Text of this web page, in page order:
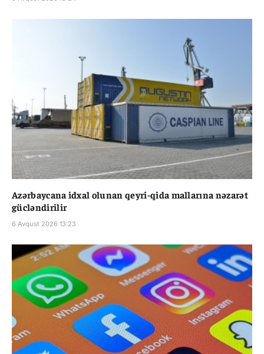
Azərbaycana idxal olunan qeyri-qida mallarına nəzarət
gücləndirilir
6 Avqust 2026 13:23